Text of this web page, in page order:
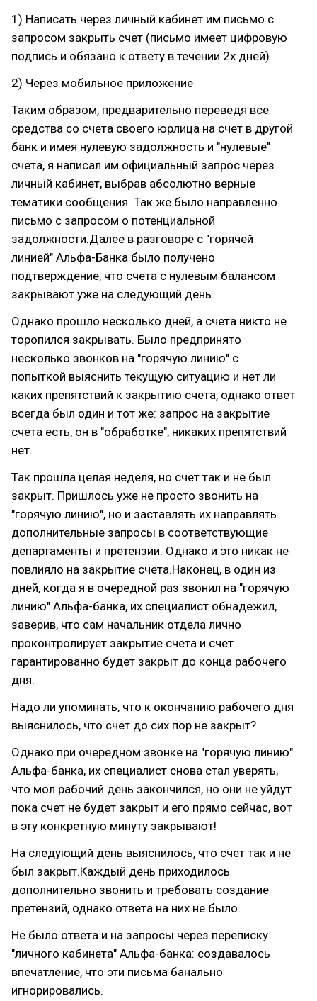
1) Написать через личный кабинет им письмо с
запросом закрыть счет (письмо имеет цифровую
подпись и обязано к ответу в течении 2х дней)
2) Через мобильное приложение
Таким образом, предварительно переведя все
средства со счета своего юрлица на счет в другой
банк и имея нулевую задолжность и "нулевые"
счета, я написал им официальный запрос через
личный кабинет, выбрав абсолютно верные
тематики сообщения. Так же было направленно
письмо с запросом о потенциальной
задолжности.Далее в разговоре с "горячей
линией" Альфа-Банка было получено
подтверждение, что счета с нулевым балансом
закрывают уже на следующий день.
Однако прошло несколько дней, а счета никто не
торопился закрывать. Было предпринято
несколько звонков на "горячую линию" с
попыткой выяснить текущую ситуацию и нет ли
каких препятствий к закрытию счета, однако ответ
всегда был один и тот же: запрос на закрытие
счета есть, он в "обработке", никаких препятствий
нет.
Так прошла целая неделя, но счет так и не был
закрыт. Пришлось уже не просто звонить на
"горячую линию", но и заставлять их направлять
дополнительные запросы в соответствующие
департаменты и претензии. Однако и это никак не
повлияло на закрытие счета.Наконец, в один из
дней, когда я в очередной раз звонил на "горячую
линию" Альфа-банка, их специалист обнадежил,
заверив, что сам начальник отдела лично
проконтролирует закрытие счета и счет
гарантированно будет закрыт до конца рабочего
дня.
Надо ли упоминать, что к окончанию рабочего дня
выяснилось, что счет до сих пор не закрыт?
Однако при очередном звонке на "горячую линию"
Альфа-банка, их специалист снова стал уверять,
что мол рабочий день закончился, но они не уйдут
пока счет не будет закрыт и его прямо сейчас, вот
в эту конкретную минуту закрывают!
На следующий день выяснилось, что счет так и не
был закрыт.Каждый день приходилось
дополнительно звонить и требовать создание
претензий, однако ответа на них не было.
Не было ответа и на запросы через переписку
"личного кабинета" Альфа-банка: создавалось
впечатление, что эти письма банально
игнорировались.